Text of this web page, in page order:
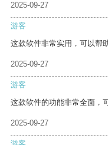
2025-09-27
游客
这款软件非常实用，可以帮
2025-09-27
游客
这款软件的功能非常全面，
2025-09-27